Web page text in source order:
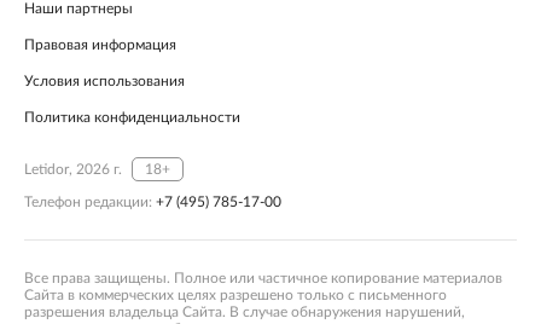
Наши партнеры
Правовая информация
Условия использования
Политика конфиденциальности
Letidor, 2026 г. 18+
Телефон редакции: +7 (495) 785-17-00
Все права защищены. Полное или частичное копирование материалов
Сайта в коммерческих целях разрешено только с письменного
разрешения владельца Сайта. В случае обнаружения нарушений,